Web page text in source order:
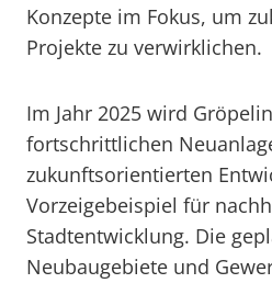
Konzepte im Fokus, um
Projekte zu verwirklichen.
Im Jahr 2025 wird
fortschrittlichen
zukunftsorientierten
Vorzeigebeispiel für
Stadtentwicklung. Die
Neubaugebiete und